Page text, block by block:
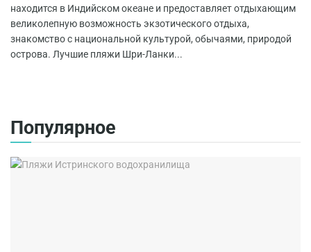
находится в Индийском океане и предоставляет отдыхающим
великолепную возможность экзотического отдыха,
знакомство с национальной культурой, обычаями, природой
острова. Лучшие пляжи Шри-Ланки...
Популярное